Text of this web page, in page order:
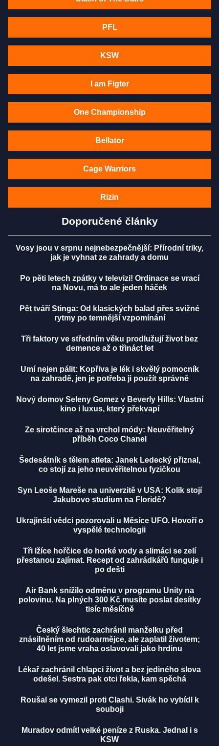
PFL
KSW
I am Figter
One Championship
Bellator
Cage Warriors
Rizin
Doporučené články
Vosy jsou v srpnu nejnebezpečnější: Přírodní triky,
jak je vyhnat ze zahrady a domu
Po pěti letech zpátky v televizi! Ordinace se vrací
na Novu, má to ale jeden háček
Pět tváří Stinga: Od klasických balad přes svižné
rytmy po temnější vzpomínání
Tři faktory ve středním věku prodlužují život bez
demence až o třináct let
Umí nejen pálit: Kopřiva je lék i skvělý pomocník
na zahradě, jen je potřeba ji použít správně
Nový domov Seleny Gomez v Beverly Hills: Vlastní
kino i luxus, který překvapí
Ze sirotčince až na vrchol módy: Neuvěřitelný
příběh Coco Chanel
Šedesátník s tělem atleta: Janek Ledecký přiznal,
co stojí za jeho neuvěřitelnou fyzičkou
Syn Leoše Mareše na univerzitě v USA: Kolik stojí
Jakubovo studium na Floridě?
Ukrajinští vědci pozorovali u Měsíce UFO. Hovoří o
vyspělé technologii
Tři lžíce hořčice do horké vody a slimáci se zelí
přestanou zajímat. Recept od zahrádkářů funguje i
po dešti
Air Bank snížilo odměnu v programu Unity na
polovinu. Na plných 300 Kč musíte poslat desítky
tisíc měsíčně
Český šlechtic zachránil manželku před
znásilněním od rudoarmějce, ale zaplatil životem;
40 let jsme vraha oslavovali jako hrdinu
Lékař zachránil chlapci život a bez jediného slova
odešel. Sestra pak otci řekla, kam spěchá
Roušal se vymezil proti Clashi. Sivák ho vybídl k
souboji
Muradov odmítl velké peníze z Ruska. Jednal i s
KSW